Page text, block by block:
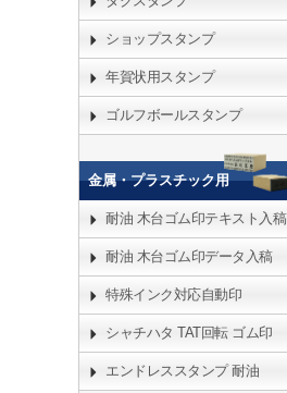
ショップスタンプ
年賀状用スタンプ
ゴルフボールスタンプ
金属・プラスチック用
耐油 木台ゴム印テキスト入稿
耐油 木台ゴム印データ入稿
特殊インク対応自動印
シャチハタ TAT回転 ゴム印
エンドレススタンプ 耐油